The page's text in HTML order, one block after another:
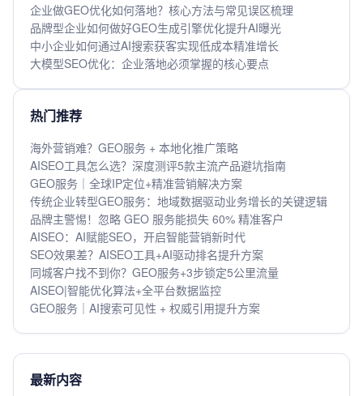
企业做GEO优化如何落地？核心方法与常见误区梳理
品牌型企业如何做好GEO生成引擎优化提升AI曝光
中小企业如何通过AI搜索获客实现低成本精准增长
大模型SEO优化：企业落地必须掌握的核心要点
热门推荐
海外营销难？GEO服务 + 本地化推广策略
AISEO工具怎么选？深度测评5款主流产品避坑指南
GEO服务｜全球IP定位+精准营销解决方案
传统企业转型GEO服务：地域数据驱动业务增长的关键逻辑
品牌主警惕！忽略 GEO 服务能损失 60% 精准客户
AISEO：AI赋能SEO，开启智能营销新时代
SEO效果差？AISEO工具+AI驱动排名提升方案
同城客户找不到你？GEO服务+3步锁定5公里流量
AISEO|智能优化算法+全平台数据监控
GEO服务｜AI搜索可见性 + 权威引用提升方案
最新内容